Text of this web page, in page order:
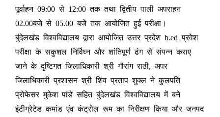
पूर्वाहन 09:00 से 12:00 तक तथा द्वितीय पाली अपराहन
02.00बजे से 05.00 बजे तक आयोजित हुई परीक्षा।
बुंदेलखंड विश्वविद्यालय द्वारा आयोजित उत्तर प्रदेश b.ed प्रवेश
परीक्षा के सकुशल निर्विघ्न और शांतिपूर्ण ढंग से संपन्न कराए
जाने के दृष्टिगत जिलाधिकारी श्री गौरांग राठी, अपर
जिलाधिकारी प्रशासन श्री शिव प्रताप शुक्ल ने कुलपति
प्रोफेसर मुकेश पांडे सहित बुंदेलखंड विश्वविद्यालय में बने
इंटीग्रेटेड कमांड एंव कंट्रोल रूम का निरीक्षण किया और जनपद